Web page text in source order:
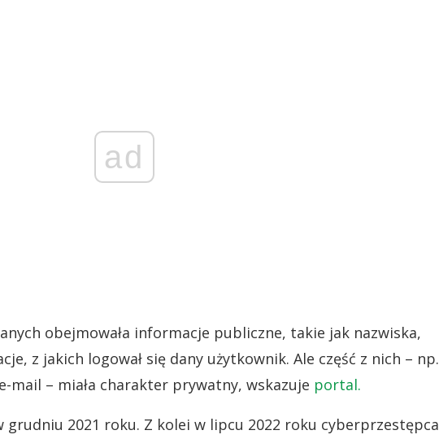
ad
obejmowała informacje publiczne, takie jak nazwiska,
z jakich logował się dany użytkownik. Ale część z nich – np.
mail – miała charakter prywatny, wskazuje portal.
grudniu 2021 roku. Z kolei w lipcu 2022 roku cyberprzestępca